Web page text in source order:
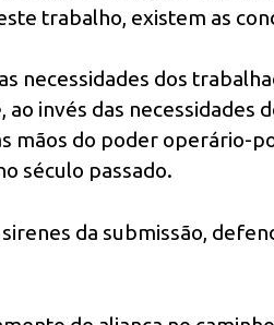
trabalho, existem as
necessidades dos
invés das necessidades
mãos do poder operário-
século passado.
sirenes da submissão,